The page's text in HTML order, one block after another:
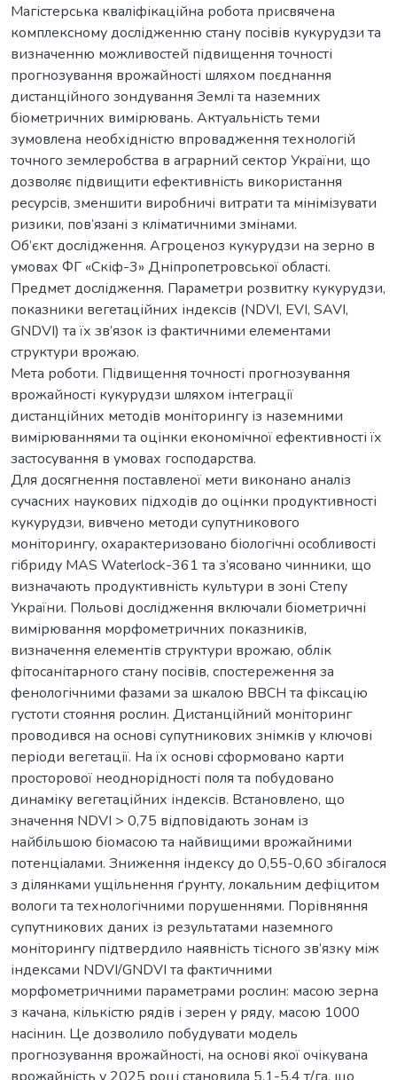
Магістерська кваліфікаційна робота присвячена
комплексному дослідженню стану посівів кукурудзи та
визначенню можливостей підвищення точності
прогнозування врожайності шляхом поєднання
дистанційного зондування Землі та наземних
біометричних вимірювань. Актуальність теми
зумовлена необхідністю впровадження технологій
точного землеробства в аграрний сектор України, що
дозволяє підвищити ефективність використання
ресурсів, зменшити виробничі витрати та мінімізувати
ризики, пов’язані з кліматичними змінами.
Об’єкт дослідження. Агроценоз кукурудзи на зерно в
умовах ФГ «Скіф-3» Дніпропетровської області.
Предмет дослідження. Параметри розвитку кукурудзи,
показники вегетаційних індексів (NDVI, EVI, SAVI,
GNDVI) та їх зв’язок із фактичними елементами
структури врожаю.
Мета роботи. Підвищення точності прогнозування
врожайності кукурудзи шляхом інтеграції
дистанційних методів моніторингу із наземними
вимірюваннями та оцінки економічної ефективності їх
застосування в умовах господарства.
Для досягнення поставленої мети виконано аналіз
сучасних наукових підходів до оцінки продуктивності
кукурудзи, вивчено методи супутникового
моніторингу, охарактеризовано біологічні особливості
гібриду MAS Waterlock-361 та з’ясовано чинники, що
визначають продуктивність культури в зоні Степу
України. Польові дослідження включали біометричні
вимірювання морфометричних показників,
визначення елементів структури врожаю, облік
фітосанітарного стану посівів, спостереження за
фенологічними фазами за шкалою BBCH та фіксацію
густоти стояння рослин. Дистанційний моніторинг
проводився на основі супутникових знімків у ключові
періоди вегетації. На їх основі сформовано карти
просторової неоднорідності поля та побудовано
динаміку вегетаційних індексів. Встановлено, що
значення NDVI > 0,75 відповідають зонам із
найбільшою біомасою та найвищими врожайними
потенціалами. Зниження індексу до 0,55-0,60 збігалося
з ділянками ущільнення ґрунту, локальним дефіцитом
вологи та технологічними порушеннями. Порівняння
супутникових даних із результатами наземного
моніторингу підтвердило наявність тісного зв’язку між
індексами NDVI/GNDVI та фактичними
морфометричними параметрами рослин: масою зерна
з качана, кількістю рядів і зерен у ряду, масою 1000
насінин. Це дозволило побудувати модель
прогнозування врожайності, на основі якої очікувана